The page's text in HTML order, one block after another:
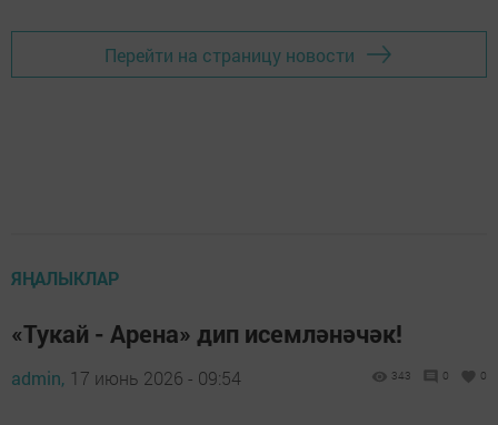
Перейти на страницу новости
ЯҢАЛЫКЛАР
«Тукай - Арена» дип исемләнәчәк!
admin, 17 июнь 2026 - 09:54 343 0 0